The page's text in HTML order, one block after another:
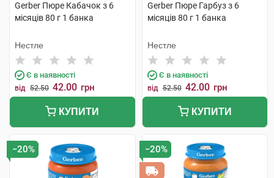
Gerber Пюре Кабачок з 6
місяців 80 г 1 банка
Нестле
Є в наявності
від 52.50 42.00 грн
КУПИТИ
Gerber Пюре Гарбуз з 6
місяців 80 г 1 банка
Нестле
Є в наявності
від 52.50 42.00 грн
КУПИТИ
−20% −20%